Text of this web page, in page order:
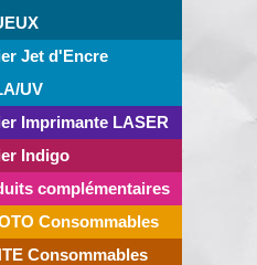
Jet d'Encre
UV
Imprimante LASER
Indigo
complémentaires
Consommables
Consommables